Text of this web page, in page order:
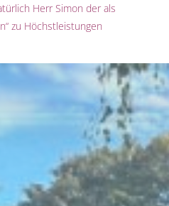
Herr Simon der als
zu Höchstleistungen